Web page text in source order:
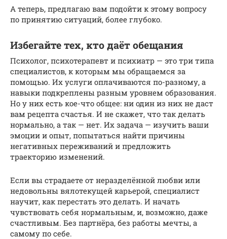
А теперь, предлагаю вам подойти к этому вопросу
по принятию ситуаций, более глубоко.
Избегайте тех, кто даёт обещания
Психолог, психотерапевт и психиатр — это три типа
специалистов, к которым мы обращаемся за
помощью. Их услуги оплачиваются по-разному, а
навыки подкреплены разным уровнем образования.
Но у них есть кое-что общее: ни один из них не даст
вам рецепта счастья. И не скажет, что так делать
нормально, а так — нет. Их задача — изучить ваши
эмоции и опыт, попытаться найти причины
негативных переживаний и предложить
траекторию изменений.
Если вы страдаете от неразделённой любви или
недовольны вялотекущей карьерой, специалист
научит, как перестать это делать. И начать
чувствовать себя нормальным, и, возможно, даже
счастливым. Без партнёра, без работы мечты, а
самому по себе.